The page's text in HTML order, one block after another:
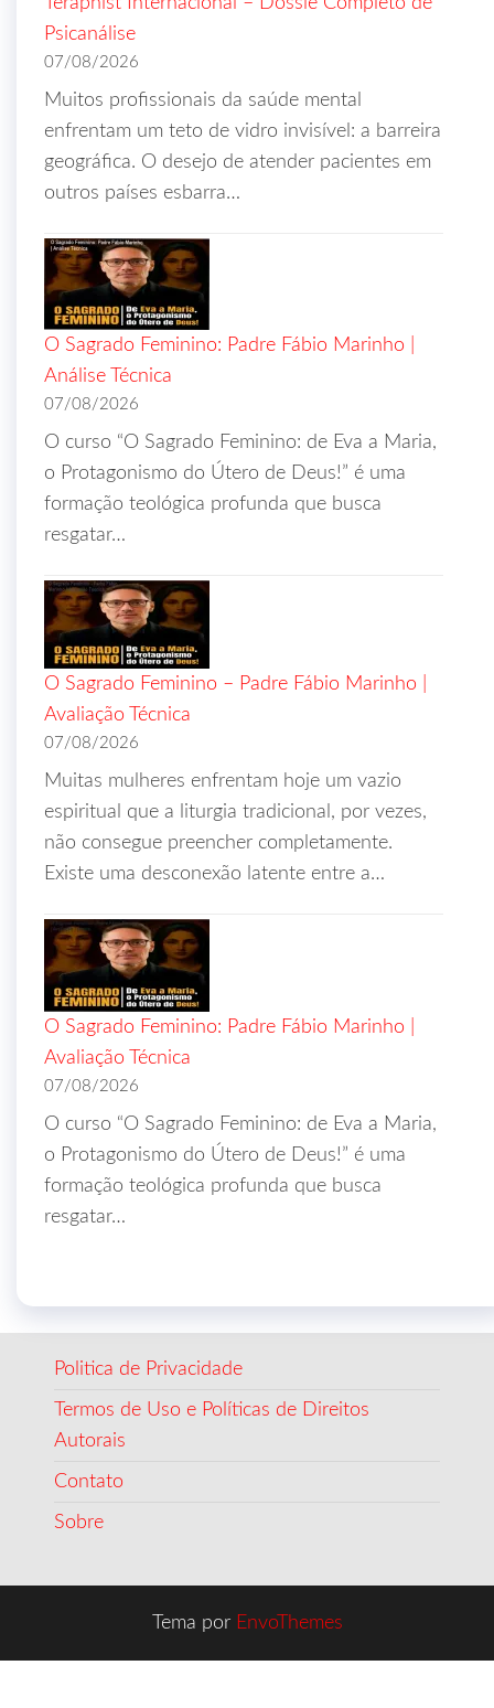
Psicanálise
07/08/2026
Muitos profissionais da saúde mental
enfrentam um teto de vidro invisível: a barreira
geográfica. O desejo de atender pacientes em
outros países esbarra…
O Sagrado Feminino: Padre Fábio Marinho |
Análise Técnica
07/08/2026
O curso “O Sagrado Feminino: de Eva a Maria,
o Protagonismo do Útero de Deus!” é uma
formação teológica profunda que busca
resgatar…
O Sagrado Feminino – Padre Fábio Marinho |
Avaliação Técnica
07/08/2026
Muitas mulheres enfrentam hoje um vazio
espiritual que a liturgia tradicional, por vezes,
não consegue preencher completamente.
Existe uma desconexão latente entre a…
O Sagrado Feminino: Padre Fábio Marinho |
Avaliação Técnica
07/08/2026
O curso “O Sagrado Feminino: de Eva a Maria,
o Protagonismo do Útero de Deus!” é uma
formação teológica profunda que busca
resgatar…
Politica de Privacidade
Termos de Uso e Políticas de Direitos
Autorais
Contato
Sobre
Tema por EnvoThemes